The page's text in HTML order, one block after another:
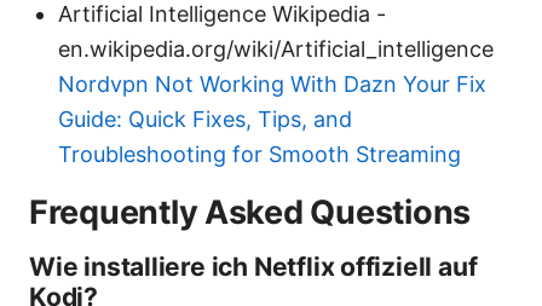
Artificial Intelligence Wikipedia -
en.wikipedia.org/wiki/Artificial_intelligence
Nordvpn Not Working With Dazn Your Fix
Guide: Quick Fixes, Tips, and
Troubleshooting for Smooth Streaming
Frequently Asked Questions
Wie installiere ich Netflix offiziell auf
Kodi?